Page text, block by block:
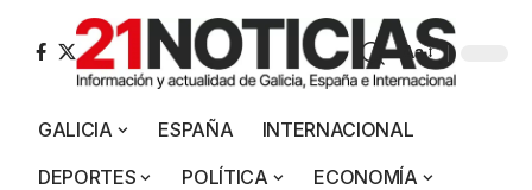
Aa
GALICIA ESPAÑA
INTERNACIONAL
DEPORTES
POLÍTICA
ECONOMÍA